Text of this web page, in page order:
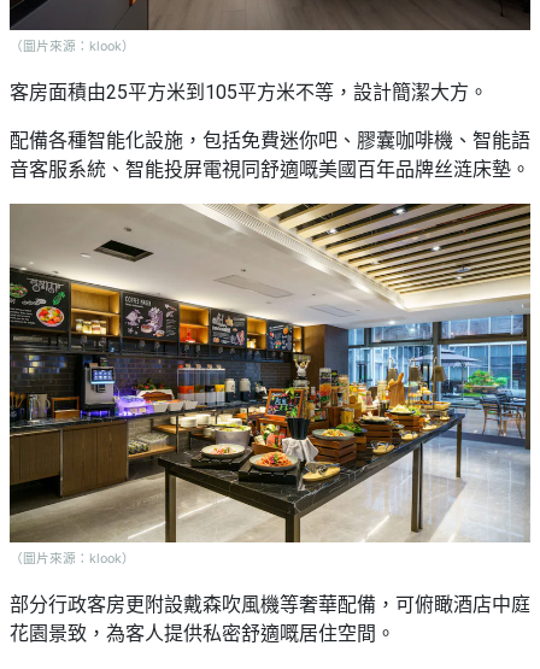
（圖片來源：klook）
客房面積由25平方米到105平方米不等，設計簡潔大方。
配備各種智能化設施，包括免費迷你吧、膠囊咖啡機、智能語
音客服系統、智能投屏電視同舒適嘅美國百年品牌丝涟床墊。
（圖片來源：klook）
部分行政客房更附設戴森吹風機等奢華配備，可俯瞰酒店中庭
花園景致，為客人提供私密舒適嘅居住空間。